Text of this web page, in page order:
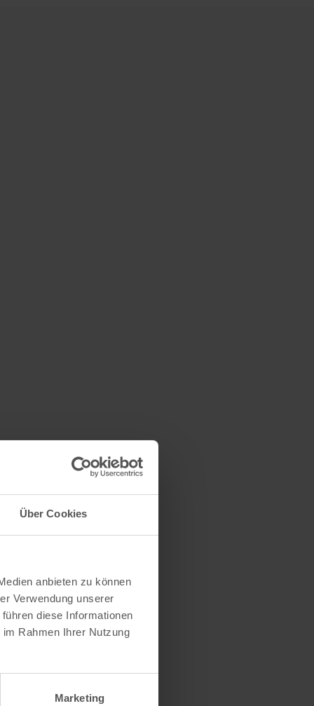
Über Cookies
anbieten zu können
Verwendung unserer
diese Informationen
Rahmen Ihrer Nutzung
Marketing